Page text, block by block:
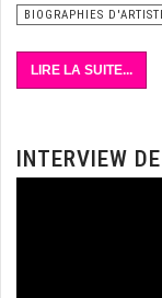
BIOGRAPHIES
LIRE LA SUITE...
INTERVIEW